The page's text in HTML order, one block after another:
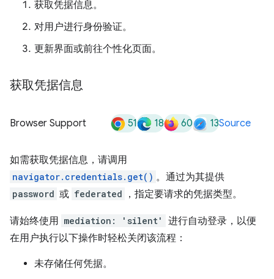
获取凭据信息。
对用户进行身份验证。
更新界面或前往个性化页面。
获取凭据信息
Browser Support 51 18 60 13Source
如需获取凭据信息，请调用
navigator.credentials.get() 。通过为其提供
password 或 federated ，指定要请求的凭据类型。
请始终使用 mediation: 'silent'
进行自动登录，以便
在用户执行以下操作时轻松关闭该流程：
未存储任何凭据。